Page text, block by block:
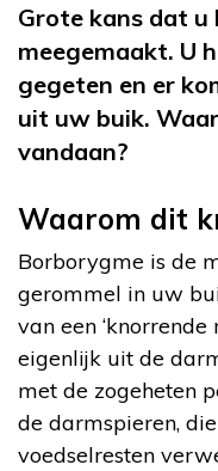
Grote kans dat
meegemaakt. U
gegeten en er
uit uw buik.
vandaan?
Waarom dit
Borborygme is de
gerommel in uw
van een
eigenlijk uit de
met de zogeheten
de darmspieren,
voedselresten